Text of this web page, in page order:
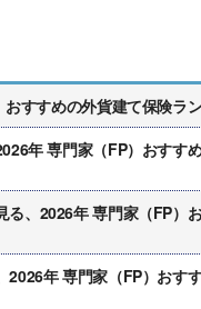
すすめの外貨建て保険ラ
年 専門家（FP）おすす
る、2026年 専門家（FP）
2026年 専門家（FP）おす